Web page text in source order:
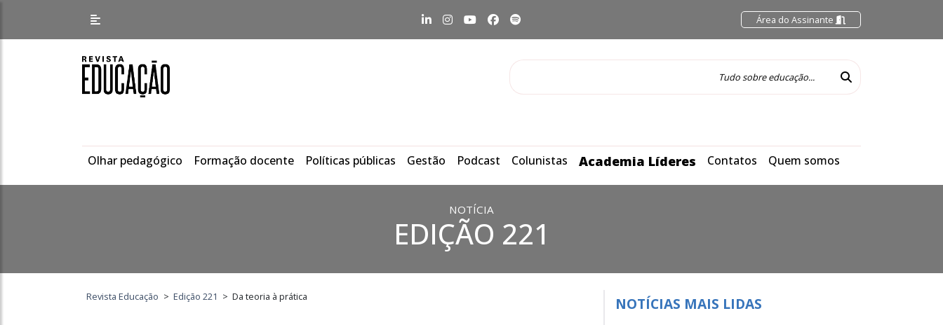
Área do Assinante
Olhar pedagógico Formação docente Políticas públicas Gestão Podcast Colunistas Academia Líderes Contatos Quem somos
NOTÍCIA
EDIÇÃO 221
Revista Educação > Edição 221 > Da teoria à prática NOTÍCIAS MAIS LIDAS